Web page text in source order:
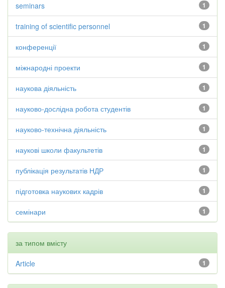
1
seminars
1
training of scientific personnel
1
конференції
1
міжнародні проекти
1
наукова діяльність
1
науково-дослідна робота студентів
1
науково-технічна діяльність
1
наукові школи факультетів
1
публікація результатів НДР
1
підготовка наукових кадрів
1
семінари
за типом вмісту
1
Article